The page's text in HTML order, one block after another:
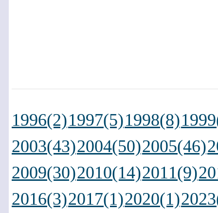
1996(2)1997(5)1998(8)
2003(43)2004(50)2005(46)
2009(30)2010(14)2011(9)
2016(3)2017(1)2020(1)